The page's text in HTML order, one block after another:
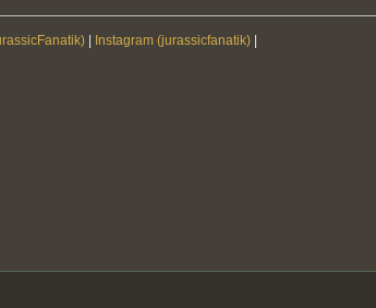
| Instagram (jurassicfanatik) |